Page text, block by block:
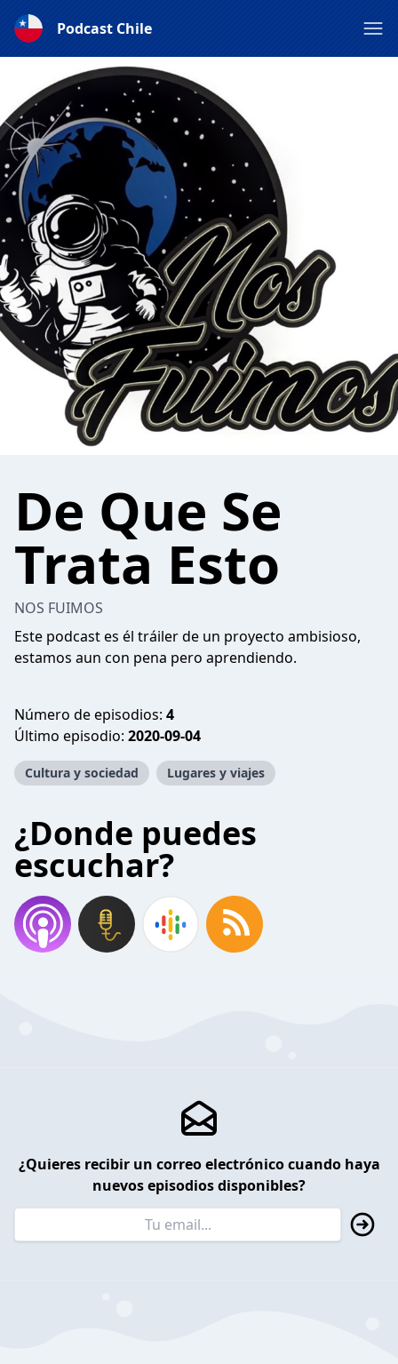
Podcast Chile
De Que Se
Trata Esto
NOS FUIMOS
Este podcast es él tráiler de un proyecto ambisioso,
estamos aun con pena pero aprendiendo.
Número de episodios: 4
Último episodio: 2020-09-04
Cultura y sociedad Lugares y viajes
¿Donde puedes
escuchar?
¿Quieres recibir un correo electrónico cuando haya
nuevos episodios disponibles?